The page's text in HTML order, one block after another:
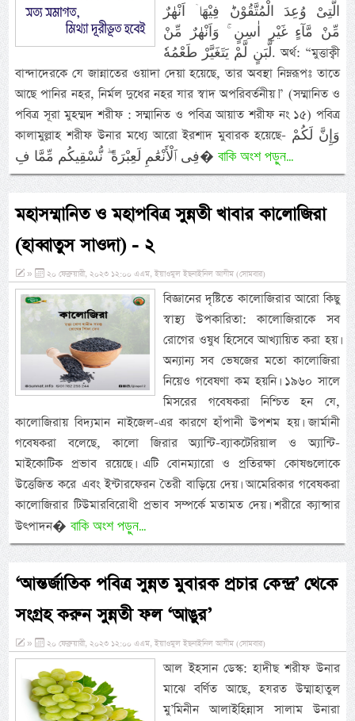
الَّتِىْ وُعِدَ الْمُتَّقُوْنَ‌ؕ فِيْهَاۤ اَنْهٰرٌ
مِّنْ مَّآءٍ غَيْرِ اٰسِنٍ‌ ۚ وَاَنْهٰرٌ مِّنْ
لَّبَنٍ لَّمْ يَتَغَيَّرْ طَعْمُهٗ. অর্থ: “মুত্তাক্বী
বান্দাদেরকে যে জান্নাতের ওয়াদা দেয়া হয়েছে, তার অবস্থা নিম্নরূপঃ তাতে
আছে পানির নহর, নির্মল দুধের নহর যার স্বাদ অপরিবর্তনীয়।” (সম্মানিত ও
পবিত্র সূরা মুহম্মদ শরীফ : সম্মানিত ও পবিত্র আয়াত শরীফ নং ১৫) পবিত্র
কালামুল্লাহ শরীফ উনার মধ্যে আরো ইরশাদ মুবারক হয়েছে- وَإِنَّ لَكُمْ
فِى ٱلْأَنْعَٰمِ لَعِبْرَةً ۖ نُّسْقِيكُم مِّمَّا فِ�বাকি অংশ পড়ুন...
মহাসম্মানিত ও মহাপবিত্র সুন্নতী খাবার কালোজিরা
(হাব্বাতুস সাওদা) - ২
» ২০ ফেব্রুয়ারী, ২০২৩ ১২:০০ এএম, ইয়াওমুল ইছনাইনিল আযীম (সোমবার)
বিজ্ঞানের দৃষ্টিতে কালোজিরার আরো কিছু
স্বাস্থ্য উপকারিতা: কালোজিরাকে সব
রোগের ওষুধ হিসেবে আখ্যায়িত করা হয়।
অন্যান্য সব ভেষজের মতো কালোজিরা
নিয়েও গবেষণা কম হয়নি। ১৯৬০ সালে
মিসরের গবেষকরা নিশ্চিত হন যে,
কালোজিরায় বিদ্যমান নাইজেল-এর কারণে হাঁপানী উপশম হয়। জার্মানী
গবেষকরা বলেছে, কালো জিরার অ্যান্টি-ব্যাকটেরিয়াল ও অ্যান্টি-
মাইকোটিক প্রভাব রয়েছে। এটি বোনম্যারো ও প্রতিরক্ষা কোষগুলোকে
উত্তেজিত করে এবং ইন্টারফেরন তৈরী বাড়িয়ে দেয়। আমেরিকার গবেষকরা
কালোজিরার টিউমারবিরোধী প্রভাব সম্পর্কে মতামত দেয়। শরীরে ক্যান্সার
উৎপাদন�বাকি অংশ পড়ুন...
‘আন্তর্জাতিক পবিত্র সুন্নত মুবারক প্রচার কেন্দ্র’ থেকে
সংগ্রহ করুন সুন্নতী ফল ‘আঙুর’
» ২০ ফেব্রুয়ারী, ২০২৩ ১২:০০ এএম, ইয়াওমুল ইছনাইনিল আযীম (সোমবার)
আল ইহসান ডেস্ক: হাদীছ শরীফ উনার
মাঝে বর্ণিত আছে, হযরত উম্মাহাতুল
মু’মিনীন আলাইহিন্নাস সালাম উনারা